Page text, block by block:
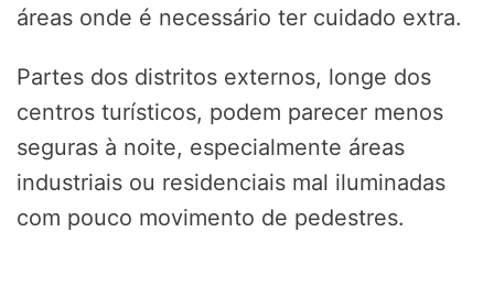
áreas onde é necessário ter cuidado extra.
Partes dos distritos externos, longe dos
centros turísticos, podem parecer menos
seguras à noite, especialmente áreas
industriais ou residenciais mal iluminadas
com pouco movimento de pedestres.